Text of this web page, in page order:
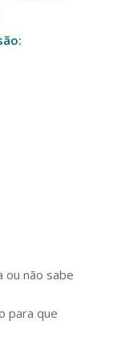
ou não sabe
para que